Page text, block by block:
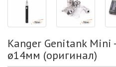
Kanger Genitank Mini
ø14мм (оригинал)